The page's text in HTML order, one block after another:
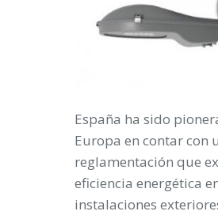
España ha sido
Europa en contar con
reglamentación que
eficiencia energética
instalaciones